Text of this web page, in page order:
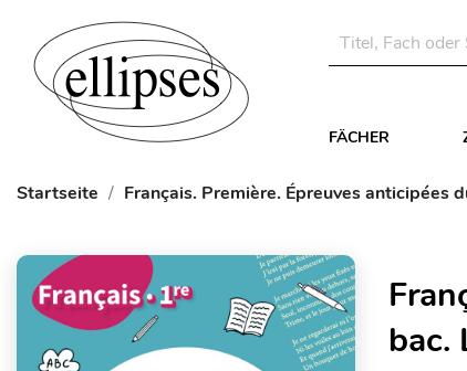
FÄCHER
Startseite Français. Première. Épreuves anticipées
bac.